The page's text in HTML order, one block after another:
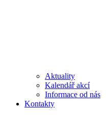
Aktuality
Kalendář akcí
Informace od nás
Kontakty